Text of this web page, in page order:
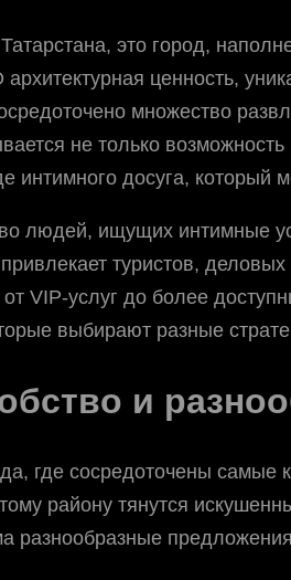
это город,
ценность,
множество
не только
интимного досуга, который
людей, ищущих интимные
туристов,
VIP-услуг до более
выбирают разные
и
где сосредоточены самые
району тянутся
разнообразные